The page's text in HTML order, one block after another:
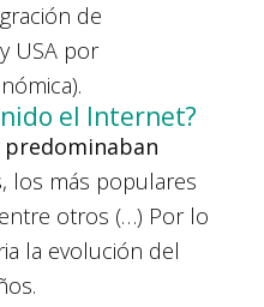
de
USA por
el Internet?
los más populares
otros (…) Por lo
la evolución del